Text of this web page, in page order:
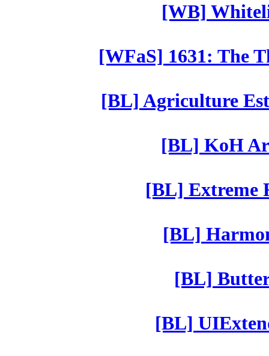
[WB]
[WFaS] 1631: The
[BL] Agriculture
[BL] KoH
[BL] Extreme
[BL]
[BL]
[BL]